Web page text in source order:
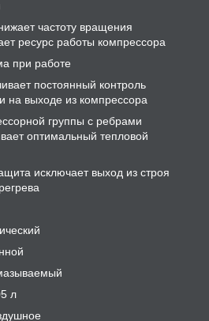
частоту вращения
ресурс работы компрессора
при работе
постоянный контроль
на выходе из компрессора
группы с ребрами
оптимальный тепловой
исключает выход из строя
л